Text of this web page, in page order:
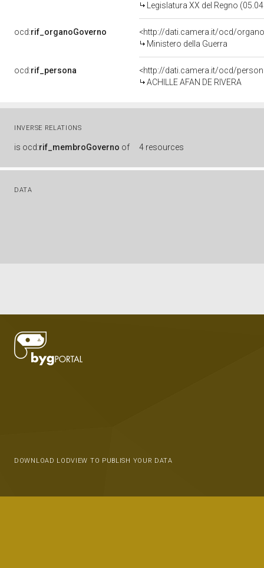
Legislatura XX del Regno
ocd:rif_organoGoverno
<http://dati.camera.it/ocd/
Ministero della Guerra
ocd:rif_persona
<http://dati.camera.it/ocd/
ACHILLE AFAN DE RIVERA
INVERSE RELATIONS
is ocd:rif_membroGoverno of 4 resources
DATA
DOWNLOAD LODVIEW TO PUBLISH YOUR DATA